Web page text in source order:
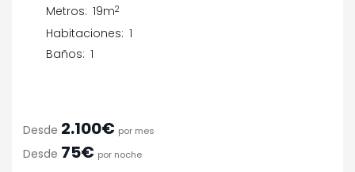
Metros: 19m2
Habitaciones: 1
Baños: 1
Desde 2.100€ por mes
Desde 75€ por noche